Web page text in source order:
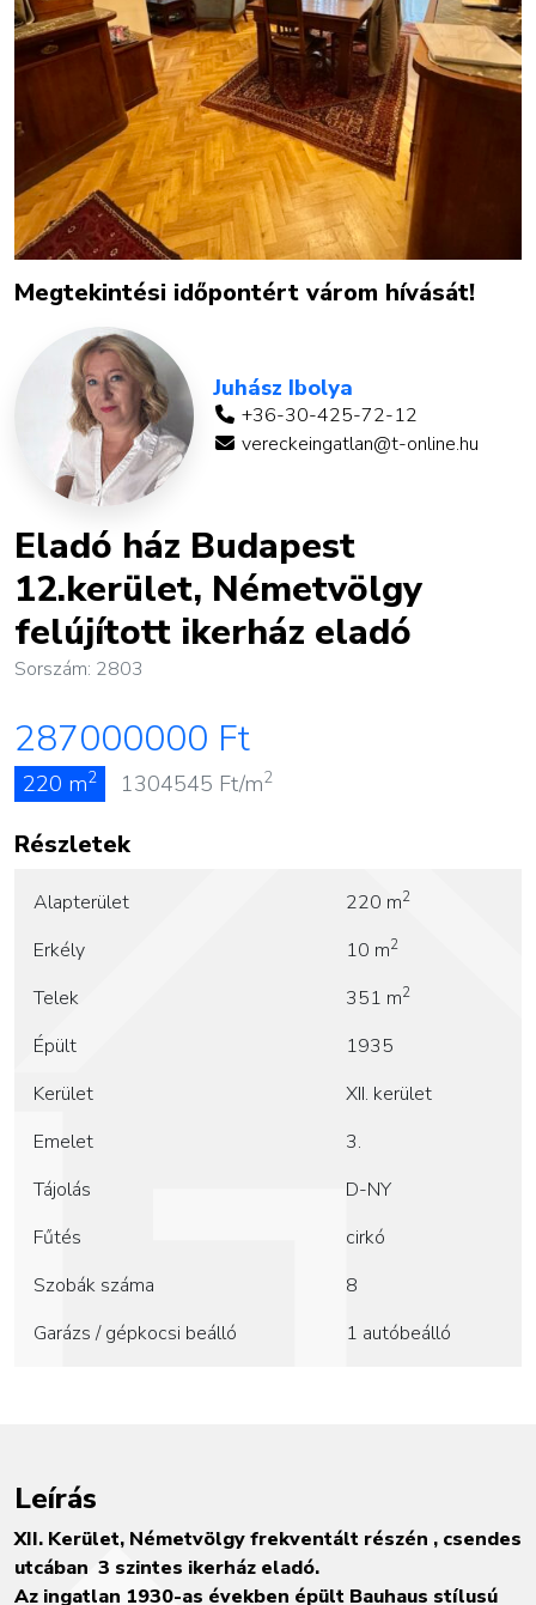
Megtekintési időpontért várom hívását!
Juhász Ibolya
+36-30-425-72-12
vereckeingatlan@t-online.hu
Eladó ház Budapest
12.kerület, Németvölgy
felújított ikerház eladó
Sorszám: 2803
287000000 Ft
220 m2 1304545 Ft/m2
Részletek
Alapterület 220 m2
Erkély 10 m2
Telek 351 m2
Épült
1935
Kerület
XII. kerület
Emelet
3.
Tájolás
D-NY
Fűtés
cirkó
Szobák száma
8
Garázs / gépkocsi beálló
1 autóbeálló
Leírás
XII. Kerület, Németvölgy frekventált részén , csendes
utcában 3 szintes ikerház eladó.
Az ingatlan 1930-as években épült Bauhaus stílusú